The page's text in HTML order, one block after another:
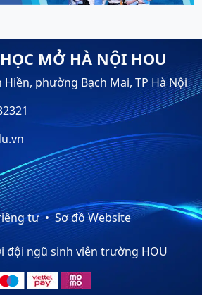
MỞ HÀ NỘI HOU
phường Bạch Mai, TP Hà Nội
tư Sơ đồ Website
đội ngũ sinh viên trường HOU